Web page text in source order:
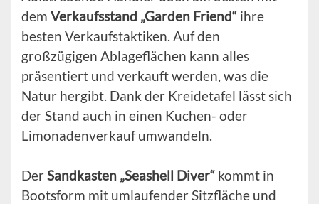
dem Verkaufsstand „Garden Friend“ ihre
besten Verkaufstaktiken. Auf den
großzügigen Ablageflächen kann alles
präsentiert und verkauft werden, was die
Natur hergibt. Dank der Kreidetafel lässt sich
der Stand auch in einen Kuchen- oder
Limonadenverkauf umwandeln.
DerSandkasten „Seashell Diver“ kommt in
Bootsform mit umlaufender Sitzfläche und